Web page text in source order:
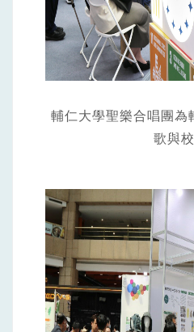
輔仁大學聖樂合唱團為
歌與